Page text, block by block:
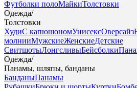
Футболки полоМайкиТолстовки
Одежда/
Толстовки
ХудиС капюшономУнисексОверсайз
молнииМужскиеЖенскиеДетские
СвитшотыЛонгсливыБейсболки
Одежда/
Панамы, шляпы, банданы
БанданыПанамы